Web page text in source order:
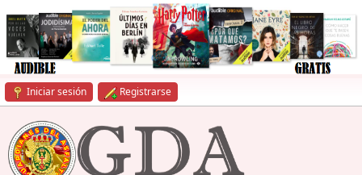
Iniciar sesión Registrarse